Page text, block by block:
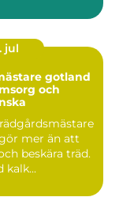
jul
gotland
och
mer än att
beskära träd.
kalk...